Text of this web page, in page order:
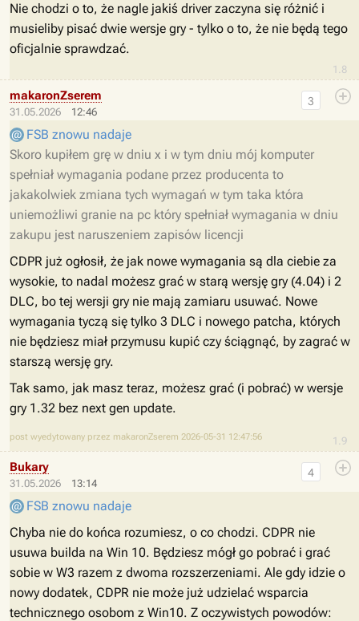
1.8
Nie chodzi o to, że nagle jakiś driver zaczyna się różnić i
musieliby pisać dwie wersje gry - tylko o to, że nie będą tego
oficjalnie sprawdzać.
31.05.2026 12:46
1.9
3
makaronZserem
FSB znowu nadaje
Skoro kupiłem grę w dniu x i w tym dniu mój komputer
spełniał wymagania podane przez producenta to
jakakolwiek zmiana tych wymagań w tym taka która
uniemożliwi granie na pc który spełniał wymagania w dniu
zakupu jest naruszeniem zapisów licencji
CDPR już ogłosił, że jak nowe wymagania są dla ciebie za
wysokie, to nadal możesz grać w starą wersję gry (4.04) i 2
DLC, bo tej wersji gry nie mają zamiaru usuwać. Nowe
wymagania tyczą się tylko 3 DLC i nowego patcha, których
nie będziesz miał przymusu kupić czy ściągnąć, by zagrać w
starszą wersję gry.
Tak samo, jak masz teraz, możesz grać (i pobrać) w wersje
gry 1.32 bez next gen update.
post wyedytowany przez makaronZserem 2026-05-31 12:47:56
31.05.2026 13:14
4
Bukary
FSB znowu nadaje
Chyba nie do końca rozumiesz, o co chodzi. CDPR nie
usuwa builda na Win 10. Będziesz mógł go pobrać i grać
sobie w W3 razem z dwoma rozszerzeniami. Ale gdy idzie o
nowy dodatek, CDPR nie może już udzielać wsparcia
technicznego osobom z Win10. Z oczywistych powodów: